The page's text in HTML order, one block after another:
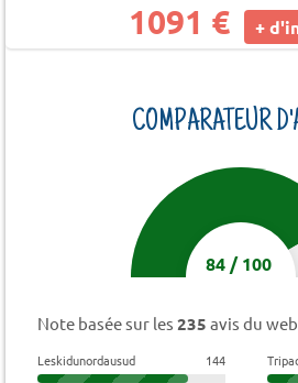
1091 € +
COMPARATEUR
84/100
Note basée sur les 235 avis du
Leskidunordausud 144